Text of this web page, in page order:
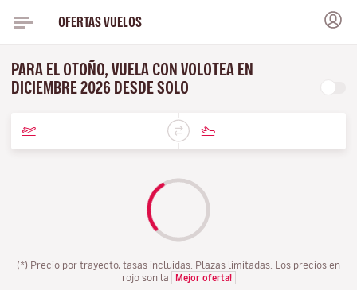
OFERTAS VUELOS
PARA EL OTOÑO, VUELA CON VOLOTEA EN
DICIEMBRE 2026 DESDE SOLO
(*) Precio por trayecto, tasas incluidas. Plazas limitadas. Los precios en
rojo son la
Mejor oferta!